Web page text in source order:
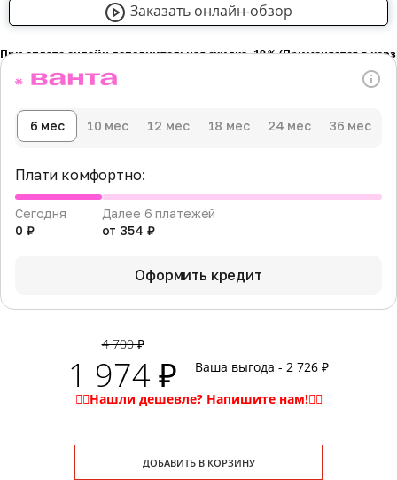
Заказать онлайн-обзор
При оплате онлайн дополнительная скидка -10％ (Применяется в
4 700 ₽
1 974 ₽ Ваша выгода - 2 726 ₽
6 мес 10 мес 12 мес 18 мес 24 мес 36 мес
Плати комфортно:
Сегодня
0 ₽
Далее 6 платежей
от 354 ₽
Оформить кредит
ДОБАВИТЬ В КОРЗИНУ